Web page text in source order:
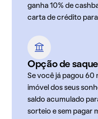
ganha 10% de
carta de crédito
Opção de
Se você já pagou 60
imóvel dos seus
saldo acumulado
sorteio e sem pagar